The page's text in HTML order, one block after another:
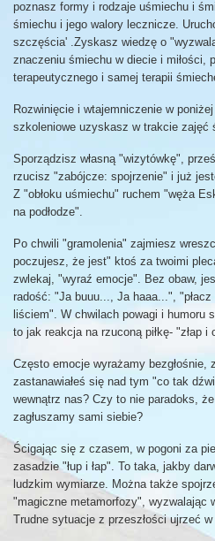
poznasz formy i rodzaje uśmiechu i
śmiechu i jego walory lecznicze.
szczęścia' .Zyskasz wiedzę o
znaczeniu śmiechu w diecie i miłości,
terapeutycznego i samej terapii
Rozwinięcie i wtajemniczenie w
szkoleniowe uzyskasz w trakcie zajęć
Sporządzisz własną "wizytówkę",
rzucisz "zabójcze: spojrzenie" i już
Z "obłoku uśmiechu" ruchem "węża
na podłodze".
Po chwili "gramolenia" zajmiesz
poczujesz, że jest" ktoś za twoimi
zwlekaj, "wyraź emocje". Bez obaw,
radość: "Ja buuu..., Ja haaa...", "płacz
liściem". W chwilach powagi i humoru
to jak reakcja na rzuconą piłkę- "złap i
Często emocje wyrażamy bezgłośnie,
zastanawiałeś się nad tym "co tak
wewnątrz nas? Czy to nie paradoks,
zagłuszamy sami siebie?
Ścigając się z czasem, w pogoni za
zasadzie "łup i łap". To taka, jakby
ludzkim wymiarze. Można także
"magiczne metamorfozy", wyzwalając
Trudne sytuacje z przeszłości ujrzeć w